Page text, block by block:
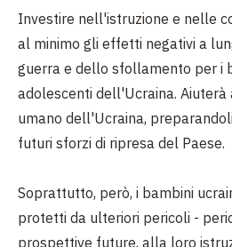
Investire nell'istruzione e nelle
al minimo gli effetti negativi a
guerra e dello sfollamento per i
adolescenti dell'Ucraina.
umano dell'Ucraina,
futuri sforzi di ripresa del Paese.
Soprattutto, però, i bambini
protetti da ulteriori pericoli -
prospettive future, alla loro